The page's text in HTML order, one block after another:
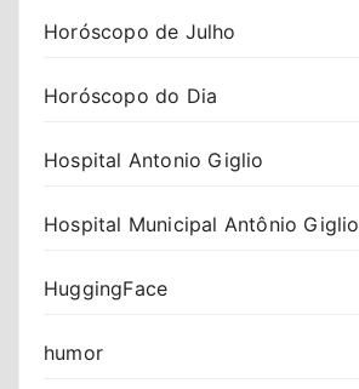
Horóscopo de Julho
Horóscopo do Dia
Hospital Antonio Giglio
Hospital Municipal Antônio Giglio
HuggingFace
humor